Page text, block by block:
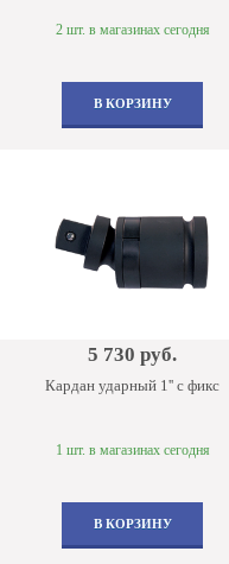
2 шт. в магазинах сегодня
В КОРЗИНУ
5 730 руб.
Кардан ударный 1'' с фикс
1 шт. в магазинах сегодня
В КОРЗИНУ